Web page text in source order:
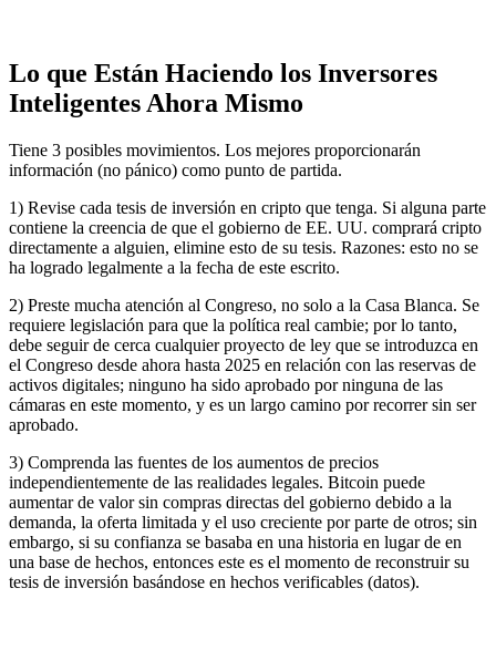
Lo que Están Haciendo los Inversores
Inteligentes Ahora Mismo
Tiene 3 posibles movimientos. Los mejores proporcionarán
información (no pánico) como punto de partida.
1) Revise cada tesis de inversión en cripto que tenga. Si alguna parte
contiene la creencia de que el gobierno de EE. UU. comprará cripto
directamente a alguien, elimine esto de su tesis. Razones: esto no se
ha logrado legalmente a la fecha de este escrito.
2) Preste mucha atención al Congreso, no solo a la Casa Blanca. Se
requiere legislación para que la política real cambie; por lo tanto,
debe seguir de cerca cualquier proyecto de ley que se introduzca en
el Congreso desde ahora hasta 2025 en relación con las reservas de
activos digitales; ninguno ha sido aprobado por ninguna de las
cámaras en este momento, y es un largo camino por recorrer sin ser
aprobado.
3) Comprenda las fuentes de los aumentos de precios
independientemente de las realidades legales. Bitcoin puede
aumentar de valor sin compras directas del gobierno debido a la
demanda, la oferta limitada y el uso creciente por parte de otros; sin
embargo, si su confianza se basaba en una historia en lugar de en
una base de hechos, entonces este es el momento de reconstruir su
tesis de inversión basándose en hechos verificables (datos).